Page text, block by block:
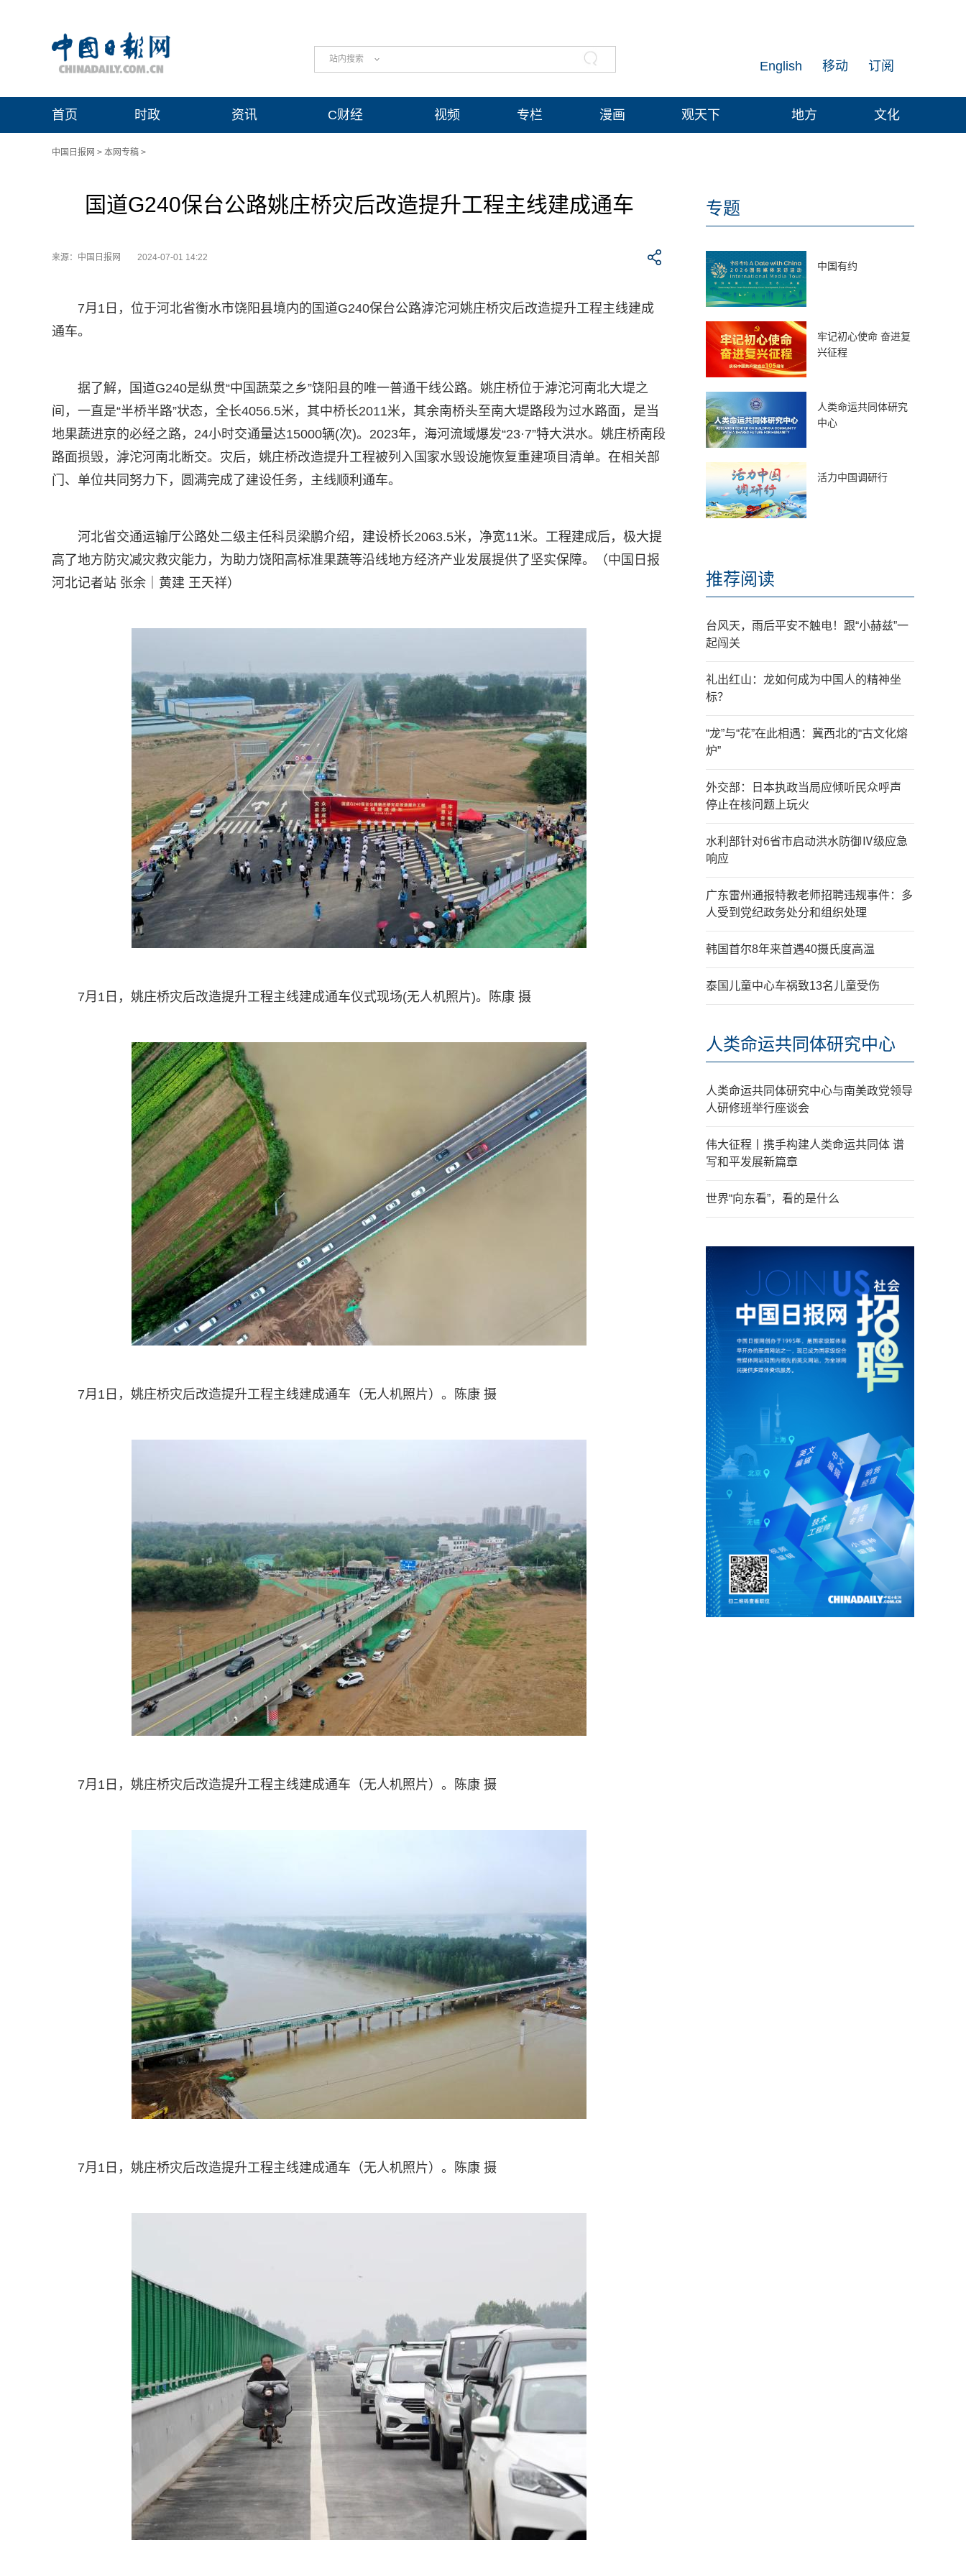
站内搜索 订阅
移动
English
首页 时政 资讯 C财经 视频 专栏 漫画 观天下 地方 文化
中国日报网 > 本网专稿 >
国道G240保台公路姚庄桥灾后改造提升工程主线建成通车
来源：中国日报网 2024-07-01 14:22
7月1日，位于河北省衡水市饶阳县境内的国道G240保台公路滹沱河姚庄桥灾后改造提升工程主线建成
通车。
据了解，国道G240是纵贯“中国蔬菜之乡”饶阳县的唯一普通干线公路。姚庄桥位于滹沱河南北大堤之
间，一直是“半桥半路”状态，全长4056.5米，其中桥长2011米，其余南桥头至南大堤路段为过水路面，是当
地果蔬进京的必经之路，24小时交通量达15000辆(次)。2023年，海河流域爆发“23·7”特大洪水。姚庄桥南段
路面损毁，滹沱河南北断交。灾后，姚庄桥改造提升工程被列入国家水毁设施恢复重建项目清单。在相关部
门、单位共同努力下，圆满完成了建设任务，主线顺利通车。
河北省交通运输厅公路处二级主任科员梁鹏介绍，建设桥长2063.5米，净宽11米。工程建成后，极大提
高了地方防灾减灾救灾能力，为助力饶阳高标准果蔬等沿线地方经济产业发展提供了坚实保障。（中国日报
河北记者站 张余｜黄建 王天祥）
7月1日，姚庄桥灾后改造提升工程主线建成通车仪式现场(无人机照片)。陈康 摄
7月1日，姚庄桥灾后改造提升工程主线建成通车（无人机照片）。陈康 摄
7月1日，姚庄桥灾后改造提升工程主线建成通车（无人机照片）。陈康 摄
7月1日，姚庄桥灾后改造提升工程主线建成通车（无人机照片）。陈康 摄
专题
中国有约
牢记初心使命 奋进复
兴征程
人类命运共同体研究
中心
活力中国调研行
推荐阅读
台风天，雨后平安不触电！跟“小赫兹”一
起闯关
礼出红山：龙如何成为中国人的精神坐
标？
“龙”与“花”在此相遇：冀西北的“古文化熔
炉”
外交部：日本执政当局应倾听民众呼声
停止在核问题上玩火
水利部针对6省市启动洪水防御Ⅳ级应急
响应
广东雷州通报特教老师招聘违规事件：多
人受到党纪政务处分和组织处理
韩国首尔8年来首遇40摄氏度高温
泰国儿童中心车祸致13名儿童受伤
人类命运共同体研究中心
人类命运共同体研究中心与南美政党领导
人研修班举行座谈会
伟大征程丨携手构建人类命运共同体 谱
写和平发展新篇章
世界“向东看”，看的是什么